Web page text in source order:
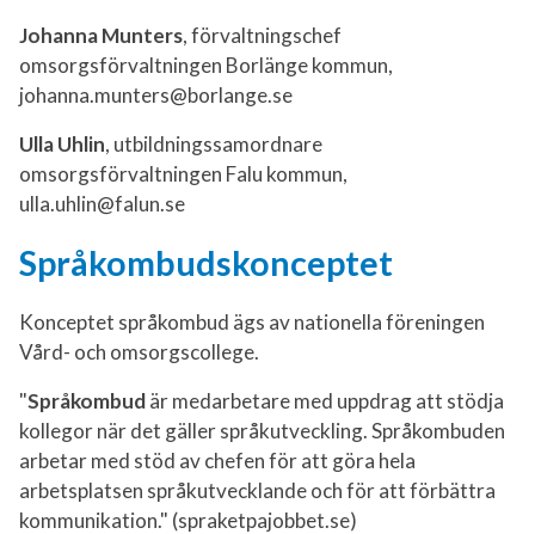
Johanna Munters, förvaltningschef
omsorgsförvaltningen Borlänge kommun,
johanna.munters@borlange.se
Ulla Uhlin, utbildningssamordnare
omsorgsförvaltningen Falu kommun,
ulla.uhlin@falun.se
Språkombudskonceptet
Konceptet språkombud ägs av nationella föreningen
Vård- och omsorgscollege.
"Språkombudär medarbetare med uppdrag att stödja
kollegor när det gäller språkutveckling. Språkombuden
arbetar med stöd av chefen för att göra hela
arbetsplatsen språkutvecklande och för att förbättra
kommunikation." (spraketpajobbet.se)